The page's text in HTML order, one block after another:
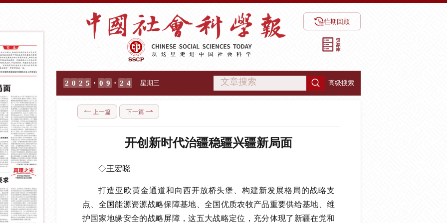
往期回顾
2 0 2 5 · 0 9 · 2 4 星期三 高级搜索
上一篇 下一篇
开创新时代治疆稳疆兴疆新局面
◇王宏晓
打造亚欧黄金通道和向西开放桥头堡、构建新发展格局的战略支
点、全国能源资源战略保障基地、全国优质农牧产品重要供给基地、维
护国家地缘安全的战略屏障，这五大战略定位，充分体现了新疆在党和